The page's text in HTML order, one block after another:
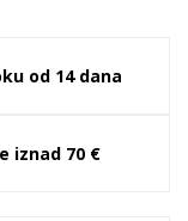
od 14 dana
iznad 70 €